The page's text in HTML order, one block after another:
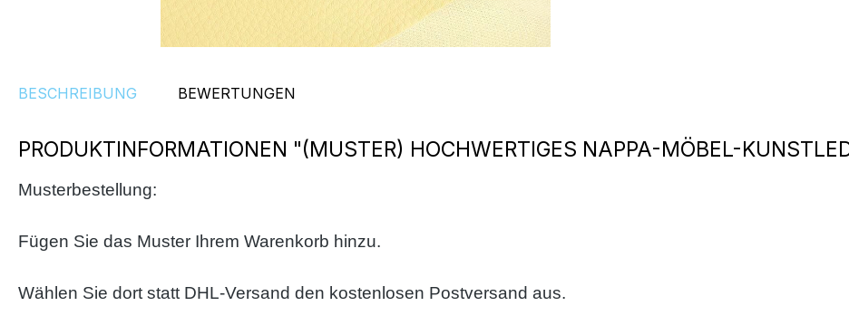
BESCHREIBUNG BEWERTUNGEN
PRODUKTINFORMATIONEN "(MUSTER) HOCHWERTIGES NAPPA-MÖBEL-
Musterbestellung:
Fügen Sie das Muster Ihrem Warenkorb hinzu.
Wählen Sie dort statt DHL-Versand den kostenlosen Postversand aus.